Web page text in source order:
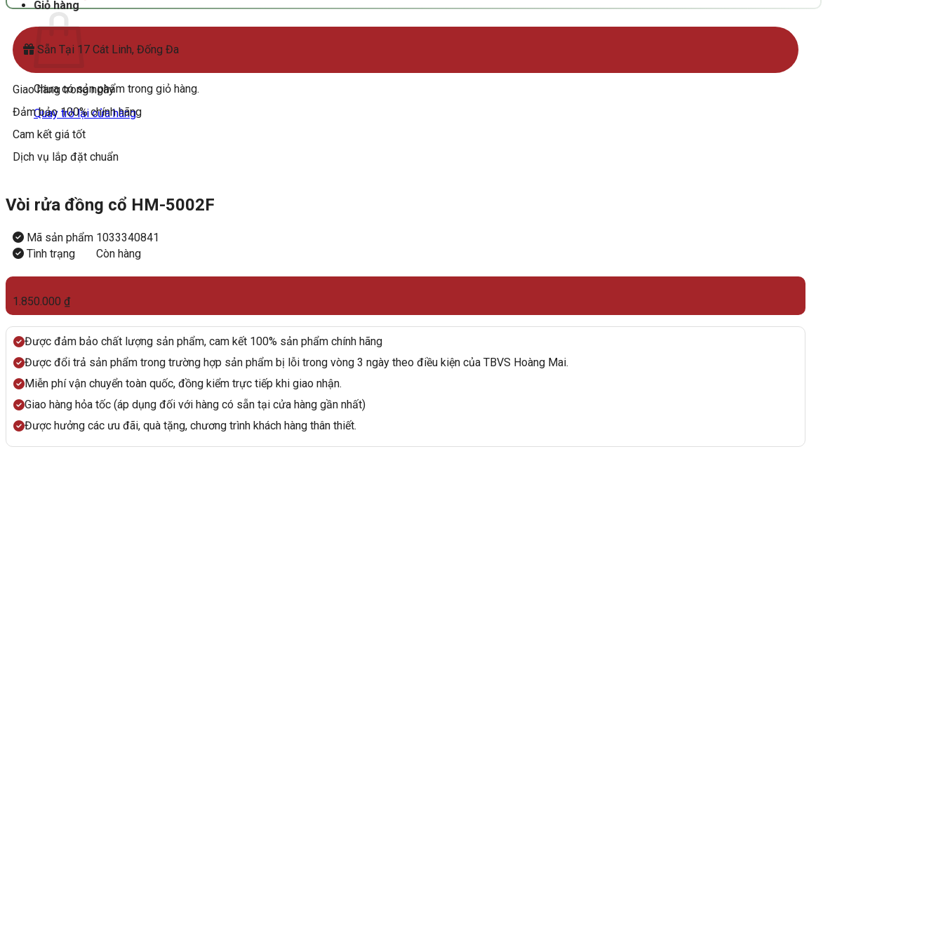
Giỏ hàng
Chưa có sản phẩm trong giỏ hàng.
Quay trở lại cửa hàng
Sẵn Tại 17 Cát Linh, Đống Đa
Giao hàng trong ngày
Đảm bảo 100% chính hãng
Cam kết giá tốt
Dịch vụ lắp đặt chuẩn
Vòi rửa đồng cổ HM-5002F
Mã sản phẩm 1033340841
Tình trạng
Còn hàng
1.850.000 ₫
Được đảm bảo chất lượng sản phẩm, cam kết 100% sản phẩm chính hãng
Được đổi trả sản phẩm trong trường hợp sản phẩm bị lỗi trong vòng 3 ngày theo điều kiện của TBVS Hoàng Mai.
Miễn phí vận chuyển toàn quốc, đồng kiểm trực tiếp khi giao nhận.
Giao hàng hỏa tốc (áp dụng đối với hàng có sẵn tại cửa hàng gần nhất)
Được hưởng các ưu đãi, quà tặng, chương trình khách hàng thân thiết.